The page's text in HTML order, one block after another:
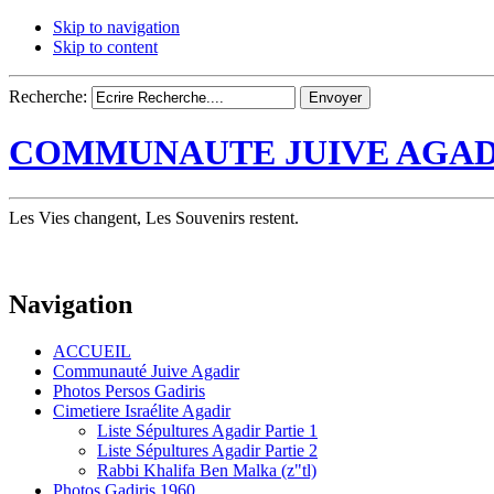
Skip to navigation
Skip to content
Recherche:
COMMUNAUTE JUIVE
Les Vies changent, Les Souvenirs restent.
Navigation
ACCUEIL
Communauté Juive Agadir
Photos Persos Gadiris
Cimetiere Israélite Agadir
Liste Sépultures Agadir Partie 1
Liste Sépultures Agadir Partie 2
Rabbi Khalifa Ben Malka (z"tl)
Photos Gadiris 1960